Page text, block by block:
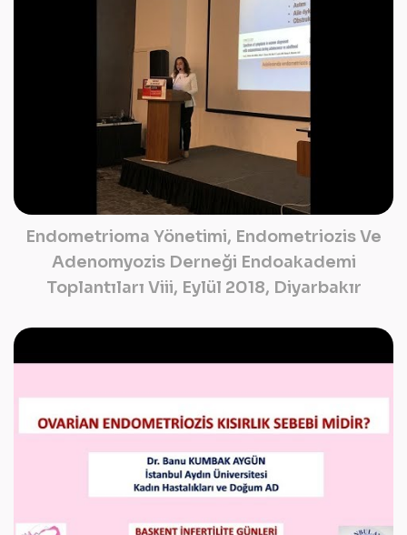
Endometrioma Yönetimi, Endometriozis Ve
Adenomyozis Derneği Endoakademi
Toplantıları Viii, Eylül 2018, Diyarbakır